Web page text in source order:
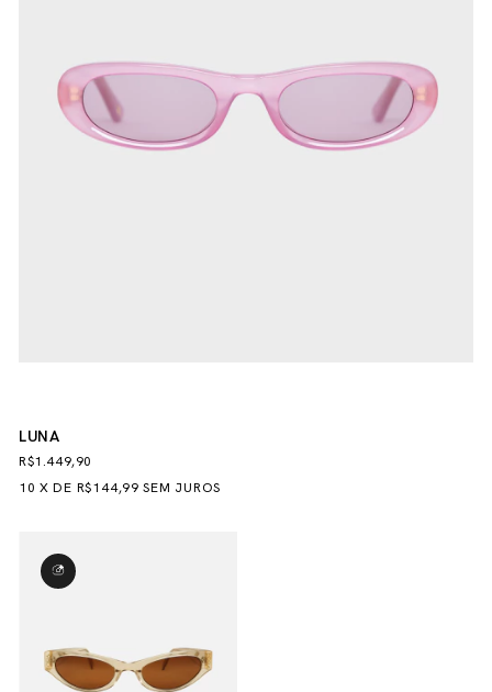
LUNA
R$1.449,90
10 XDE R$144,99 SEM JUROS